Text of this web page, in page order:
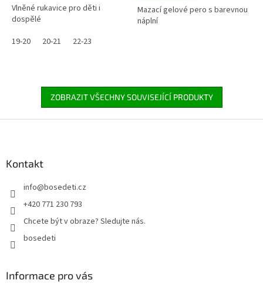
Vlněné rukavice pro děti i
dospělé
19-20
20-21 22-23
Mazací gelové pero s barevnou
náplní
ZOBRAZIT VŠECHNY SOUVISEJÍCÍ PRODUKTY
Kontakt
info@bosedeti.cz
+420 771 230 793
Chcete být v obraze? Sledujte nás.
bosedeti
Informace pro vás